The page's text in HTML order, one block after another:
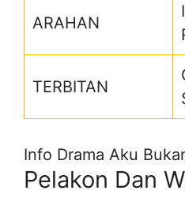
ARAHAN
TERBITAN
Info Drama Aku
Pelakon Dan